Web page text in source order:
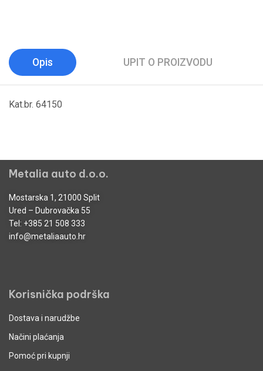
Opis UPIT O PROIZVODU
Kat.br. 64150
Metalia auto d.o.o.
Mostarska 1, 21000 Split
Ured – Dubrovačka 55
Tel: +385 21 508 333
info@metaliaauto.hr
Korisnička podrška
Dostava i narudžbe
Načini plaćanja
Pomoć pri kupnji